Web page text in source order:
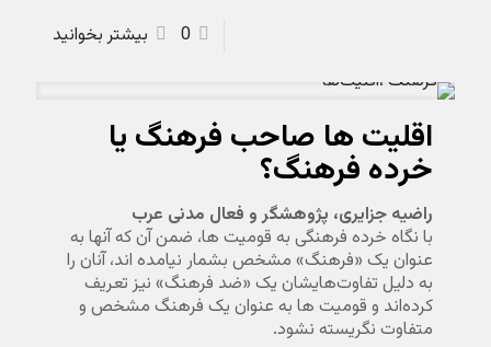
0
بیشتر بخوانید
اقلیت ها صاحب فرهنگ یا
خرده فرهنگ؟
راضیه جزایری، پژوهشگر و فعال مدنی عرب
با نگاه خرده فرهنگی به قومیت ها، ضمن آن که آنها به
عنوان یک «فرهنگ» مشخص بشمار نیامده اند، آنان را
به دلیل تفاوت‌هایشان یک «ضد فرهنگ» نیز تعریف
کرده‌اند و قومیت ها به عنوان یک فرهنگ مشخص و
متفاوت نگریسته نشود.